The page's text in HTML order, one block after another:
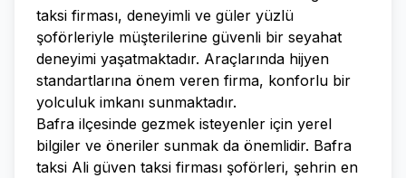
taksi firması, deneyimli ve güler yüzlü
şoförleriyle müşterilerine güvenli bir seyahat
deneyimi yaşatmaktadır. Araçlarında hijyen
standartlarına önem veren firma, konforlu bir
yolculuk imkanı sunmaktadır.
Bafra ilçesinde gezmek isteyenler için yerel
bilgiler ve öneriler sunmak da önemlidir. Bafra
taksi Ali güven taksi firması şoförleri, şehrin en